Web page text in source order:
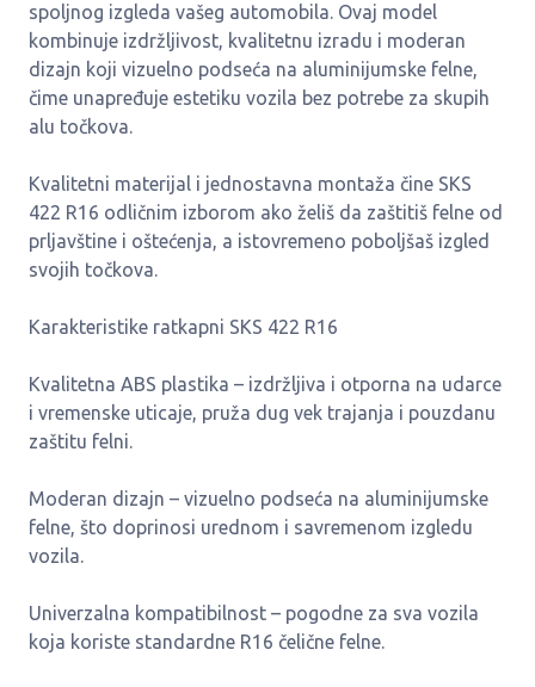
spoljnog izgleda vašeg automobila. Ovaj model
kombinuje izdržljivost, kvalitetnu izradu i moderan
dizajn koji vizuelno podseća na aluminijumske felne,
čime unapređuje estetiku vozila bez potrebe za skupih
alu točkova.
Kvalitetni materijal i jednostavna montaža čine SKS
422 R16 odličnim izborom ako želiš da zaštitiš felne od
prljavštine i oštećenja, a istovremeno poboljšaš izgled
svojih točkova.
Karakteristike ratkapni SKS 422 R16
Kvalitetna ABS plastika – izdržljiva i otporna na udarce
i vremenske uticaje, pruža dug vek trajanja i pouzdanu
zaštitu felni.
Moderan dizajn – vizuelno podseća na aluminijumske
felne, što doprinosi urednom i savremenom izgledu
vozila.
Univerzalna kompatibilnost – pogodne za sva vozila
koja koriste standardne R16 čelične felne.